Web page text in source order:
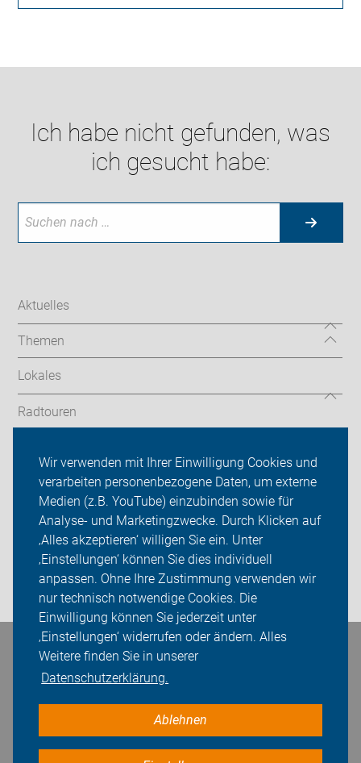
Wir verwenden mit Ihrer Einwilligung Cookies und
verarbeiten personenbezogene Daten, um externe
Medien (z.B. YouTube) einzubinden sowie für
Analyse- und Marketingzwecke. Durch Klicken auf
‚Alles akzeptieren‘ willigen Sie ein. Unter
‚Einstellungen‘ können Sie dies individuell
anpassen. Ohne Ihre Zustimmung verwenden wir
nur technisch notwendige Cookies. Die
Einwilligung können Sie jederzeit unter
‚Einstellungen‘ widerrufen oder ändern. Alles
Weitere finden Sie in unserer
Datenschutzerklärung.
Ablehnen
Ich habe nicht gefunden, was
ich gesucht habe:
Aktuelles
Themen
Lokales
Radtouren
ADFC Dinslaken-Voerde
Sei dabei
Presse
Login
Bleiben Sie in Kontakt